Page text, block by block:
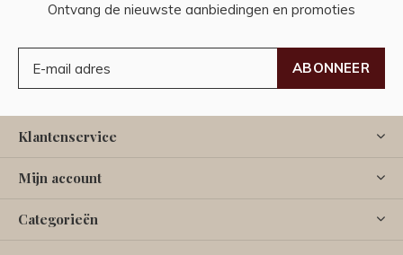
Ontvang de nieuwste aanbiedingen en promoties
ABONNEER
Klantenservice
Mijn account
Categorieën